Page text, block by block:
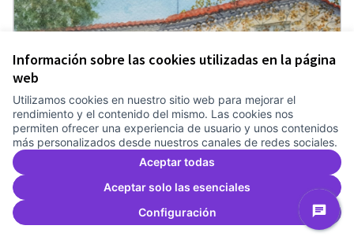
Información sobre las cookies utilizadas en la página
web
Utilizamos cookies en nuestro sitio web para mejorar el
rendimiento y el contenido del mismo. Las cookies nos
permiten ofrecer una experiencia de usuario y unos contenidos
más personalizados desde nuestros canales de redes sociales.
Aceptar todas
Aceptar solo las esenciales
Configuración
27 - Urbanització Meridiana
Grup de Memòria Històrica de Navas